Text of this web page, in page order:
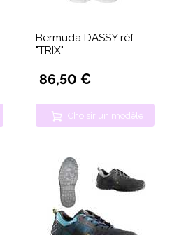
Bermuda DASSY réf
"TRIX"
86,50 €
Choisir un modèle